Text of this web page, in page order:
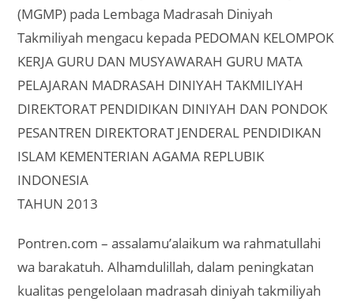
(MGMP) pada Lembaga Madrasah Diniyah
Takmiliyah mengacu kepada PEDOMAN KELOMPOK
KERJA GURU DAN MUSYAWARAH GURU MATA
PELAJARAN MADRASAH DINIYAH TAKMILIYAH
DIREKTORAT PENDIDIKAN DINIYAH DAN PONDOK
PESANTREN DIREKTORAT JENDERAL PENDIDIKAN
ISLAM KEMENTERIAN AGAMA REPLUBIK
INDONESIA
TAHUN 2013
Pontren.com – assalamu’alaikum wa rahmatullahi
wa barakatuh. Alhamdulillah, dalam peningkatan
kualitas pengelolaan madrasah diniyah takmiliyah